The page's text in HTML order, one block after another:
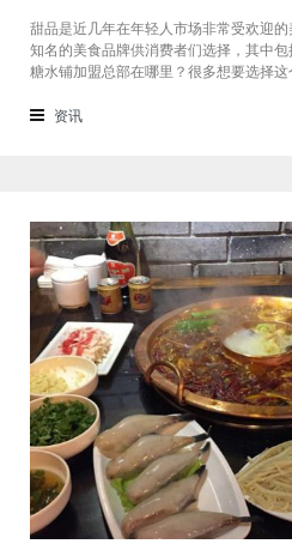
甜品是近几年在年轻人市场非常受欢迎
知名的美食品牌供消费者们选择，其中
糖水铺加盟总部在哪里？很多想要选择
门进行考察，带大家了解五条人糖水铺加
资讯